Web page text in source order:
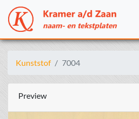
Kunststof 7004
Preview